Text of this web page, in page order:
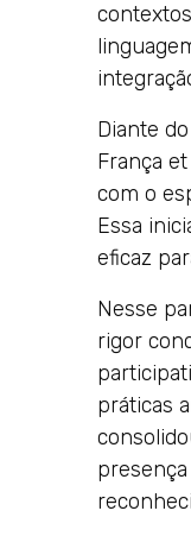
Diante
França et
com o
Essa
eficaz
Nesse
rigor
práticas